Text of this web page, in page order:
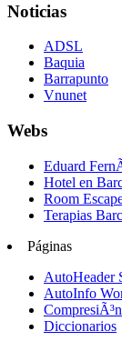
Noticias
ADSL
Baquia
Barrapunto
Vnunet
Webs
Eduard
Hotel en
Room
Terapias
Páginas
AutoHeader
AutoInfo
Diccionarios